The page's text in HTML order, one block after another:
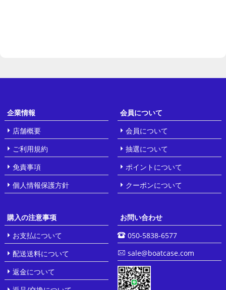
企業情報
店舗概要
ご利用規約
免責事項
個人情報保護方針
会員について
会員について
抽選について
ポイントについて
クーポンについて
購入の注意事项
お支払について
配送送料について
返金について
お問い合わせ
050-5838-6577
sale@boatcase.com